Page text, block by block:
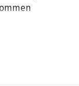
Klassen